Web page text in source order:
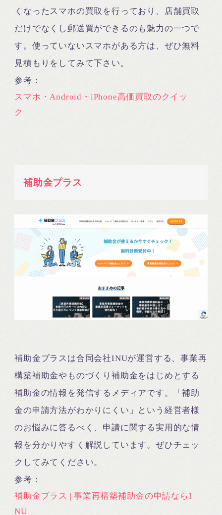
くなったスマホの買取を行っており、店舗買取
だけでなくし郵送買ができるのも魅力の一つで
す。使っていないスマホがある方は、ぜひ無料
見積もりをしてみて下さい。
参考：
スマホ・Android・iPhone高価買取のクイッ
ク
補助金プラス
補助金プラスは合同会社INUが運営する、事業再
構築補助金やものづくり補助金をはじめとする
補助金の情報を発信するメディアです。「補助
金の申請方法がわかりにくい」という経営者様
のお悩みに答るべく、申請に関する実用的な情
報を分かりやすく解説しています。ぜひチェッ
クしてみてください。
参考：
補助金プラス | 事業再構築補助金の申請ならI
NU